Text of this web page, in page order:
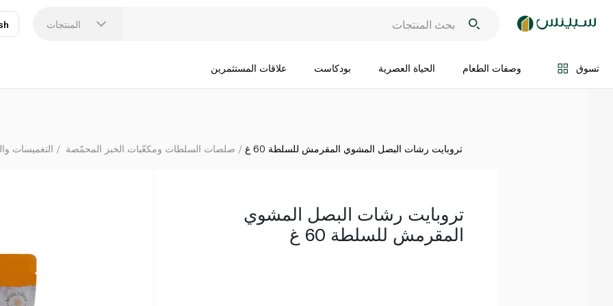
المنتجات
تسوق وصفات الطعام الحياة العصرية بودكاست علاقات المستثمرين
اضف الى السلة
التغميسات صلصات السلطات ومكعّبات الخبز المحمّصة تروبايت رشات البصل المشوي المقرمش للسلطة 60 غ
تروبايت رشات البصل المشوي
المقرمش للسلطة 60 غ